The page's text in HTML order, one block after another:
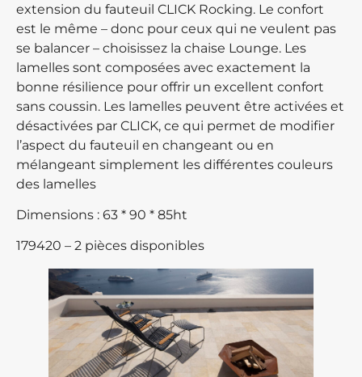
extension du fauteuil CLICK Rocking. Le confort
est le même – donc pour ceux qui ne veulent pas
se balancer – choisissez la chaise Lounge. Les
lamelles sont composées avec exactement la
bonne résilience pour offrir un excellent confort
sans coussin. Les lamelles peuvent être activées et
désactivées par CLICK, ce qui permet de modifier
l’aspect du fauteuil en changeant ou en
mélangeant simplement les différentes couleurs
des lamelles
Dimensions : 63 * 90 * 85ht
179420 – 2 pièces disponibles